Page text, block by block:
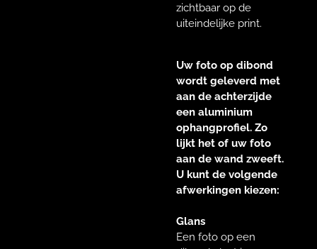
zichtbaar op de
uiteindelijke print.
Uw foto op dibond
wordt geleverd met
aan de achterzijde
een aluminium
ophangprofiel. Zo
lijkt het of uw foto
aan de wand zweeft.
U kunt de volgende
afwerkingen kiezen:
Glans
Een foto op een